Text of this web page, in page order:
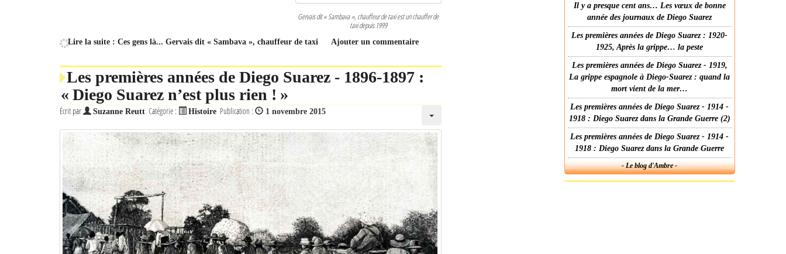
Gervais dit « Sambava », chauffeur de taxi est un chauffer de
taxi depuis 1999
Lire la suite : Ces gens là... Gervais dit « Sambava », chauffeur de taxi Ajouter un commentaire
Les premières années de Diego Suarez - 1896-1897 :
« Diego Suarez n’est plus rien ! »
Écrit par Suzanne Reutt Catégorie : Histoire Publication : 1 novembre 2015
Il y a presque cent ans… Les vœux de bonne
année des journaux de Diego Suarez
Les premières années de Diego Suarez : 1920-
1925, Après la grippe… la peste
Les premières années de Diego Suarez - 1919,
La grippe espagnole à Diego-Suarez : quand la
mort vient de la mer…
Les premières années de Diego Suarez - 1914 -
1918 : Diego Suarez dans la Grande Guerre (2)
Les premières années de Diego Suarez - 1914 -
1918 : Diego Suarez dans la Grande Guerre
- Le blog d'Ambre -